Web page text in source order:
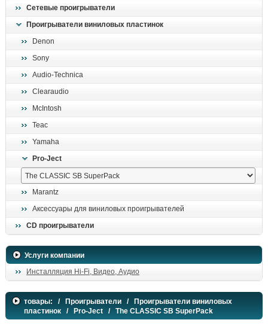
проигрыватели
Сетевые проигрыватели
Проигрыватели виниловых пластинок
Denon
Sony
Audio-Technica
Clearaudio
McIntosh
Teac
Yamaha
Pro-Ject
Marantz
Аксессуары для виниловых проигрывателей
CD проигрыватели
Услуги компании
Инсталляция Hi-Fi, Видео, Аудио
товары: / Проигрыватели /
Проигрыватели виниловых
пластинок / Pro-Ject / The CLASSIC SB SuperPack